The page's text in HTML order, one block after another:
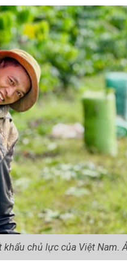
chủ lực của Việt Nam.